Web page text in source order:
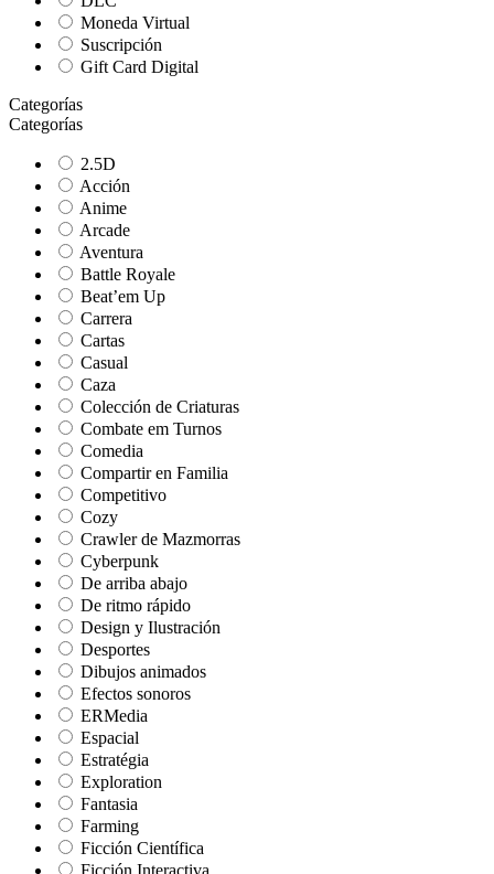
Moneda Virtual
Suscripción
Gift Card Digital
Categorías
Categorías
2.5D
Acción
Anime
Arcade
Aventura
Battle Royale
Beat’em Up
Carrera
Cartas
Casual
Caza
Colección de Criaturas
Combate em Turnos
Comedia
Compartir en Familia
Competitivo
Cozy
Crawler de Mazmorras
Cyberpunk
De arriba abajo
De ritmo rápido
Design y Ilustración
Desportes
Dibujos animados
Efectos sonoros
ERMedia
Espacial
Estratégia
Exploration
Fantasia
Farming
Ficción Científica